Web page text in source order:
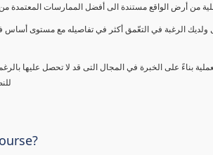
الواقع مستندة الى أفضل الممارسات المعتمدة من
الرغبة في التعّمق أكثر في تفاصيله مع مستوى أساس
بناءً على الخبرة في المجال التى قد لا تحصل عليها